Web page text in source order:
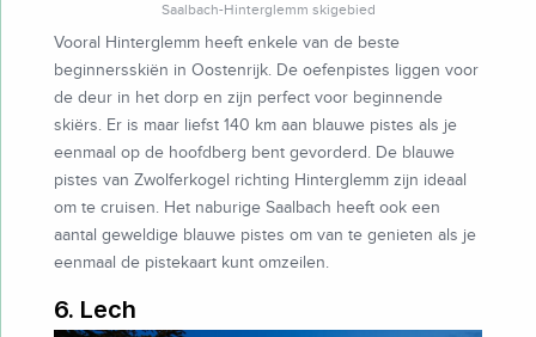
Saalbach-Hinterglemm skigebied
Vooral Hinterglemm heeft enkele van de beste
beginnersskiën in Oostenrijk. De oefenpistes liggen voor
de deur in het dorp en zijn perfect voor beginnende
skiërs. Er is maar liefst 140 km aan blauwe pistes als je
eenmaal op de hoofdberg bent gevorderd. De blauwe
pistes van Zwolferkogel richting Hinterglemm zijn ideaal
om te cruisen. Het naburige Saalbach heeft ook een
aantal geweldige blauwe pistes om van te genieten als je
eenmaal de pistekaart kunt omzeilen.
6. Lech